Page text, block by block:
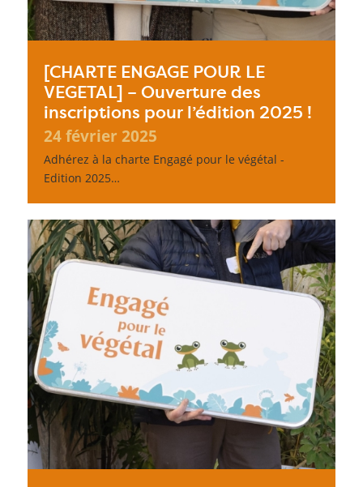
[CHARTE ENGAGE POUR LE
VEGETAL] – Ouverture des
inscriptions pour l’édition 2025 !
24 février 2025
Adhérez à la charte Engagé pour le végétal -
Edition 2025…